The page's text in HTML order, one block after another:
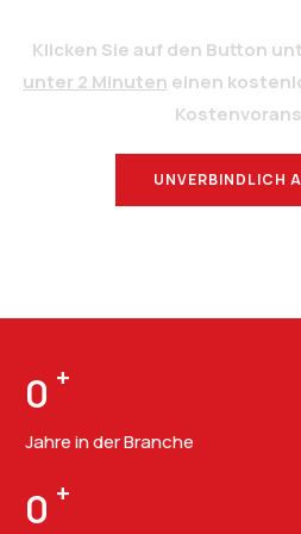
Klicken Sie auf den Button
unter 2 Minuten einen
UNVERBINDLICH
0 +
Jahre in der Branche
0 +